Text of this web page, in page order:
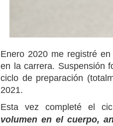
Enero 2020 me registré
en la carrera. Suspensión
ciclo de preparación
2021.
Esta vez completé el
volumen en el cuerpo,